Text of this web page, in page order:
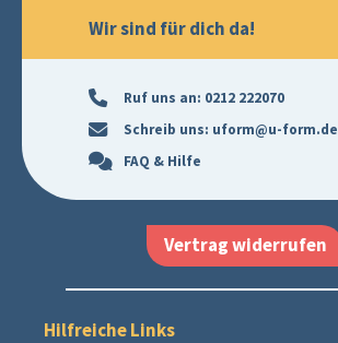
Wir sind für dich da!
Ruf uns an: 0212 222070
Schreib uns: uform@u-form.de
FAQ & Hilfe
Vertrag widerrufen
Hilfreiche Links